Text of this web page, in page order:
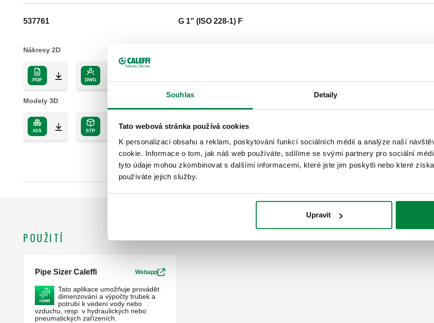
Souhlas Detaily
Tato webová stránka používá cookies
K personalizaci obsahu a reklam, poskytování funkcí sociálních médií a analýze naší
cookie. Informace o tom, jak náš web používáte, sdílíme se svými partnery pro sociální
tyto údaje mohou zkombinovat s dalšími informacemi, které jste jim poskytli nebo které
používáte jejich služby.
Upravit
537761 G 1" (ISO 228-1) F
Nákresy 2D
PDF DWG
Modely 3D
IGS STP
CALEFFI, 537761,
kamene, s filtrem a
F. Maximální pracovní tlak:
sítka ⌀: 0,05 mm. Kv: 5,1 m³/
SCIP code
KÓD VE FÁZI ANALÝZY
POUŽITÍ
Pipe Sizer Caleffi Webapp
Tato aplikace umožňuje provádět
dimenzování a výpočty trubek a
potrubí k vedení vody nebo
vzduchu, resp. v hydraulických nebo
pneumatických zařízeních.